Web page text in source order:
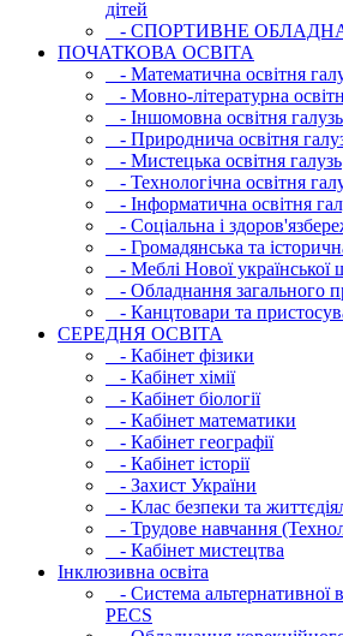
дітей
- СПОРТИВНЕ
ПОЧАТКОВА ОСВIТА
- Математична освітня
- Мовно-літературна
- Iншомовна освітня галузь
- Природнича освітня
- Мистецька освітня галузь
- Технологічна освітня
- Інфopматична освітня
- Соціальна і
- Громадянська та
- Меблі Нової української
- Обладнання загального
- Канцтовари та
СЕРЕДНЯ ОСВIТА
- Кабінет фізики
- Кабінет хімії
- Кабінет біології
- Кабінет математики
- Кабінет географії
- Кабінет історії
- Захист України
- Клас безпеки та
- Трудове навчання
- Кабінет мистецтва
Інклюзивна освіта
- Система альтернативної
PECS